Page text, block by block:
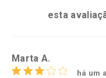
esta
Marta A.
há um